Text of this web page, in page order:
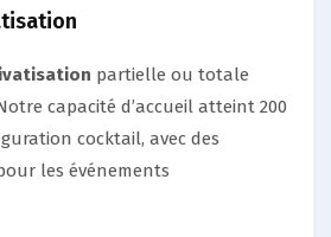
partielle ou totale
capacité d’accueil atteint 200
cocktail, avec des
les événements